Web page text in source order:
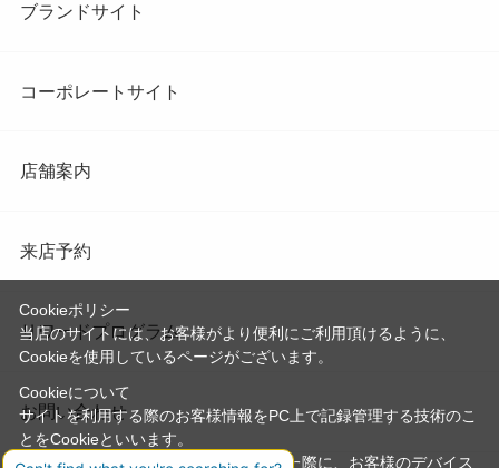
ブランドサイト
コーポレートサイト
店舗案内
来店予約
リワードプログラム
お問い合わせ
Cookieポリシー
当店のサイトには、お客様がより便利にご利用頂けるように、
Cookieを使用しているページがございます。
Cookieについて
サイトを利用する際のお客様情報をPC上で記録管理する技術のこ
とをCookieといいます。
Cookieはお客様がサイトを再訪問された際に、お客様のデバイス